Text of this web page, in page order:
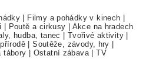
| Filmy a pohádky v kinech |
| Poutě a cirkusy | Akce na hradech
hudba, tanec | Tvořivé aktivity |
|Soutěže, závody, hry |
tábory | Ostatní zábava |TV